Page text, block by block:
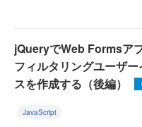
jQueryでWeb Formsア
フィルタリングユーザ
スを作成する（後編）
JavaScript